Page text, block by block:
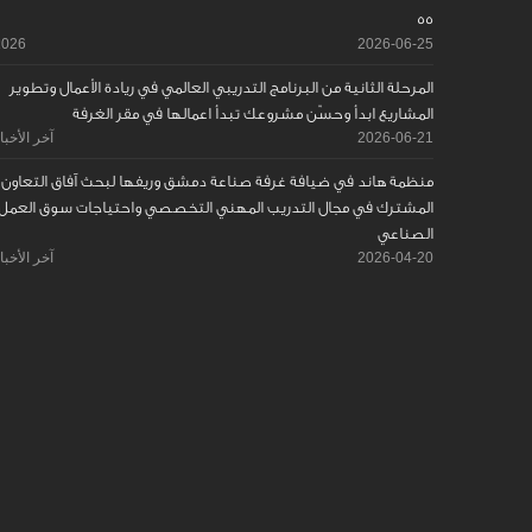
55
2026-06-25
المرحلة الثانية من البرنامج التدريبي العالمي في ريادة الأعمال وتطوير
المشاريع ابدأ وحسّن مشروعك تبدأ اعمالها في مقر الغرفة
2026-06-21 آخر
منظمة هاند في ضيافة غرفة صناعة دمشق وريفها لبحث آفاق التعاون
المشترك في مجال التدريب المهني التخصصي واحتياجات سوق
الصناعي
2026-04-20 آخر